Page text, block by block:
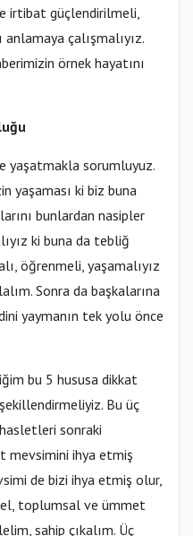
irtibat güçlendirilmeli,
çalışmalıyız.
örnek hayatını
yaşatmakla sorumluyuz.
yaşaması ki biz buna
bunlardan nasipler
ki buna da tebliğ
öğrenmeli, yaşamalıyız
Sonra da başkalarına
yaymanın tek yolu önce
bu 5 hususa dikkat
Bu üç
sonraki
mevsimini ihya etmiş
de bizi ihya etmiş olur,
toplumsal ve ümmet
sahip çıkalım. Üç